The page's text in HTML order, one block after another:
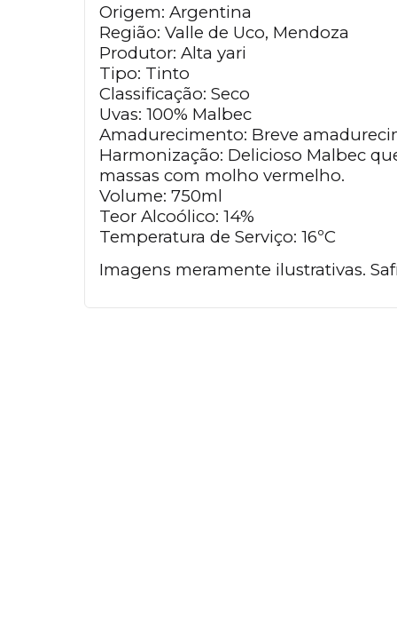
Origem: Argentina
Região: Valle de Uco, Mendoza
Produtor: Alta yari
Tipo: Tinto
Classificação: Seco
Uvas: 100% Malbec
Amadurecimento: Breve
Harmonização: Delicioso Malbec
massas com molho vermelho.
Volume: 750ml
Teor Alcoólico: 14%
Temperatura de Serviço: 16ºC
Imagens meramente ilustrativas.